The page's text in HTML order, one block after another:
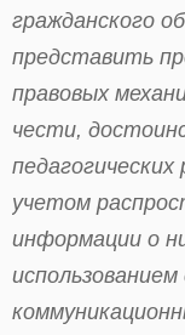
гражданского
представить
правовых
чести,
учетом
информации о